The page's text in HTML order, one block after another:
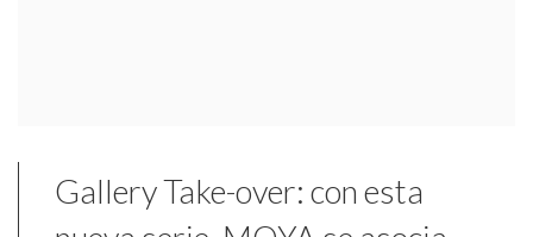
Gallery Take-over: con esta